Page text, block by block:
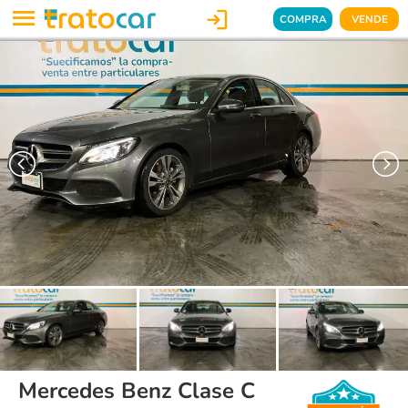
 COMPRA VENDE
Mercedes Benz Clase C